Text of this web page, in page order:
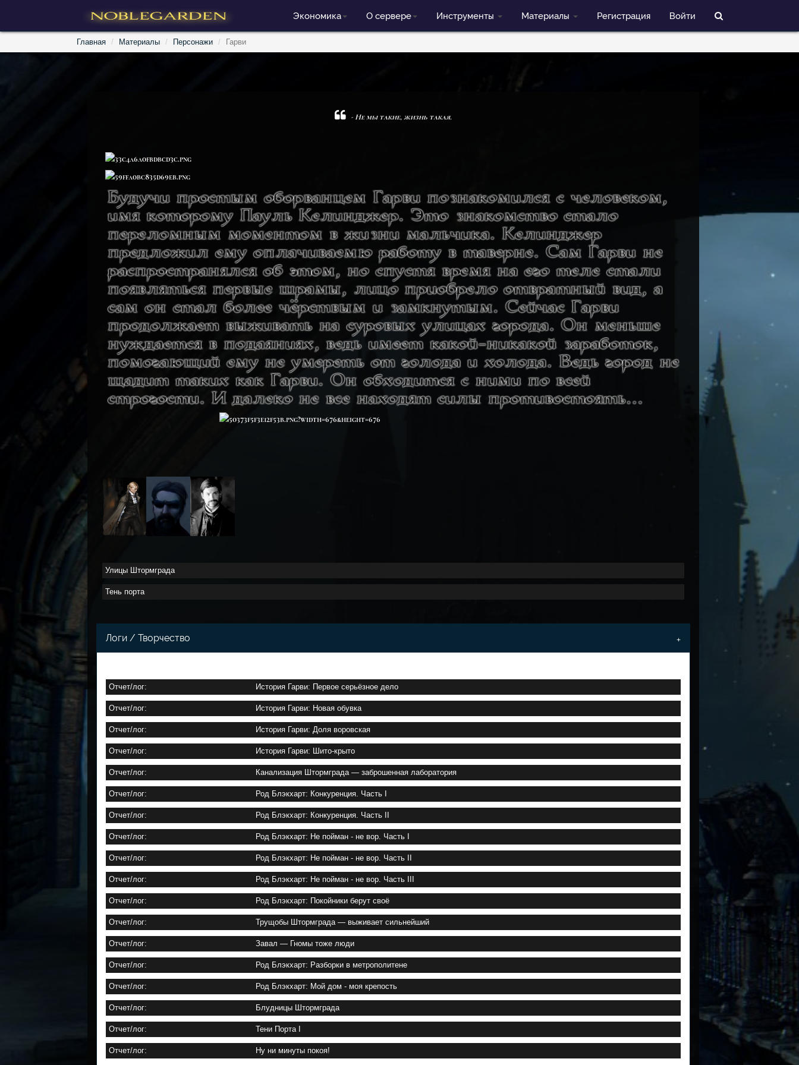
Экономика О сервере Инструменты Материалы Регистрация Войти
Главная Материалы Персонажи Гарви
- Не мы такие, жизнь такая.
Улицы Штормграда
Тень порта
Логи / Творчество
Отчет/лог: История Гарви: Первое серьёзное дело
Отчет/лог: История Гарви: Новая обувка
Отчет/лог: История Гарви: Доля воровская
Отчет/лог: История Гарви: Шито-крыто
Отчет/лог: Канализация Штормграда — заброшенная лаборатория
Отчет/лог: Род Блэкхарт: Конкуренция. Часть I
Отчет/лог: Род Блэкхарт: Конкуренция. Часть II
Отчет/лог: Род Блэкхарт: Не пойман - не вор. Часть I
Отчет/лог: Род Блэкхарт: Не пойман - не вор. Часть II
Отчет/лог: Род Блэкхарт: Не пойман - не вор. Часть III
Отчет/лог: Род Блэкхарт: Покойники берут своё
Отчет/лог: Трущобы Штормграда — выживает сильнейший
Отчет/лог: Завал — Гномы тоже люди
Отчет/лог: Род Блэкхарт: Разборки в метрополитене
Отчет/лог: Род Блэкхарт: Мой дом - моя крепость
Отчет/лог: Блудницы Штормграда
Отчет/лог: Тени Порта I
Отчет/лог: Ну ни минуты покоя!